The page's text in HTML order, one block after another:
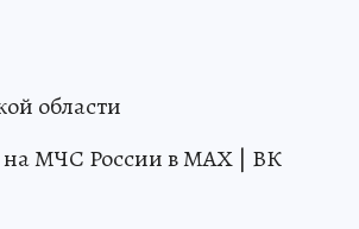
области
на МЧС России в МАХ | ВК